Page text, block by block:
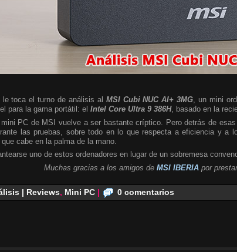
le toca el turno de análisis al MSI Cubi NUC AI+ 3MG, un mini
para la gama portátil: el Intel Core Ultra 9 386H, basado en la
PC de MSI vuelve a ser bastante críptico. Pero detrás de
las pruebas, sobre todo en lo que respecta a eficiencia y a
cabe en la palma de la mano.
uno de estos ordenadores en lugar de un sobremesa
Muchas gracias a los amigos de MSI IBERIA por
| Reviews, Mini PC | 0 comentarios